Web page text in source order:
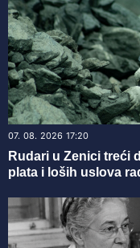
07. 08. 2026 17:20
Rudari u Zenici treći
plata i loših uslova